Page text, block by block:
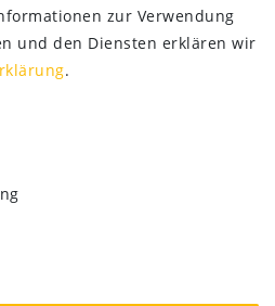
zur Verwendung
und den Diensten erklären wir
.